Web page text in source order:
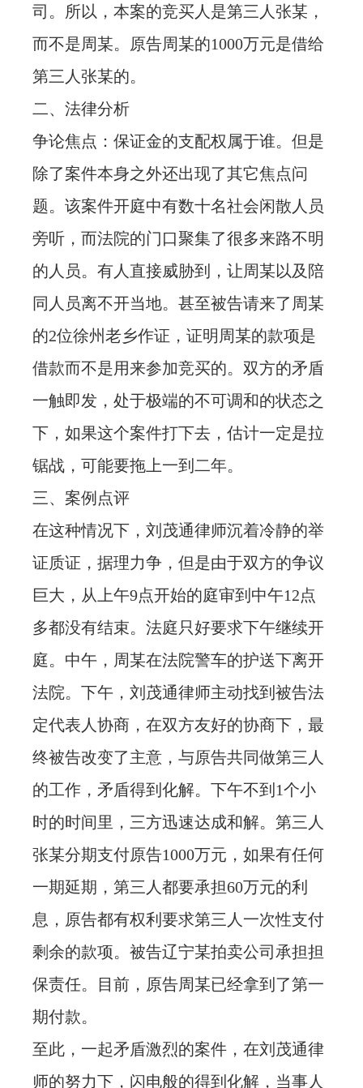
司。所以，本案的竞买人是第三人张某，
而不是周某。原告周某的1000万元是借给
第三人张某的。
二、法律分析
争论焦点：保证金的支配权属于谁。但是
除了案件本身之外还出现了其它焦点问
题。该案件开庭中有数十名社会闲散人员
旁听，而法院的门口聚集了很多来路不明
的人员。有人直接威胁到，让周某以及陪
同人员离不开当地。甚至被告请来了周某
的2位徐州老乡作证，证明周某的款项是
借款而不是用来参加竞买的。双方的矛盾
一触即发，处于极端的不可调和的状态之
下，如果这个案件打下去，估计一定是拉
锯战，可能要拖上一到二年。
三、案例点评
在这种情况下，刘茂通律师沉着冷静的举
证质证，据理力争，但是由于双方的争议
巨大，从上午9点开始的庭审到中午12点
多都没有结束。法庭只好要求下午继续开
庭。中午，周某在法院警车的护送下离开
法院。下午，刘茂通律师主动找到被告法
定代表人协商，在双方友好的协商下，最
终被告改变了主意，与原告共同做第三人
的工作，矛盾得到化解。下午不到1个小
时的时间里，三方迅速达成和解。第三人
张某分期支付原告1000万元，如果有任何
一期延期，第三人都要承担60万元的利
息，原告都有权利要求第三人一次性支付
剩余的款项。被告辽宁某拍卖公司承担担
保责任。目前，原告周某已经拿到了第一
期付款。
至此，一起矛盾激烈的案件，在刘茂通律
师的努力下，闪电般的得到化解，当事人